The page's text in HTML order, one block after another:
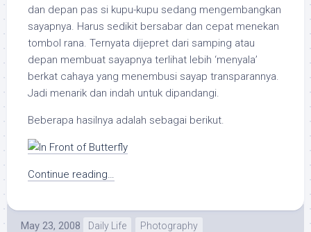
dan depan pas si kupu-kupu sedang mengembangkan
sayapnya. Harus sedikit bersabar dan cepat menekan
tombol rana. Ternyata dijepret dari samping atau
depan membuat sayapnya terlihat lebih ‘menyala’
berkat cahaya yang menembusi sayap transparannya.
Jadi menarik dan indah untuk dipandangi.
Beberapa hasilnya adalah sebagai berikut.
Continue reading…
May 23, 2008 Daily Life Photography